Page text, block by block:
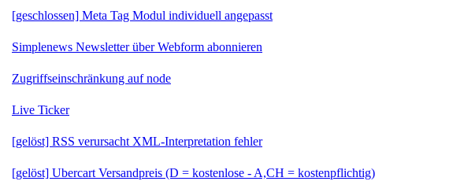
[geschlossen] Meta Tag Modul individuell angepasst
Simplenews Newsletter über Webform abonnieren
Zugriffseinschränkung auf node
Live Ticker
[gelöst] RSS verursacht XML-Interpretation fehler
[gelöst] Ubercart Versandpreis (D = kostenlose - A,CH = kostenpflichtig)